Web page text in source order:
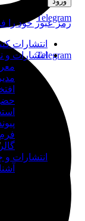
Telegram
Telegram
رمز عبور خود را
انتشارات
انتشارات و
انتشارات